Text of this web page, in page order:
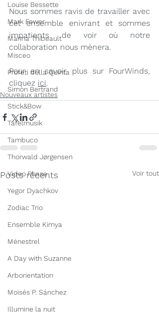
Louise Bessette
Mark Fewer
Marina Thibeault
Misceo
Profeti della Quinta
Simon Bertrand
Stick&Bow
Tafelmusik
Tambuco
Thorwald Jørgensen
Video Phase
Yegor Dyachkov
Zodiac Trio
Ensemble Kimya
Ménestrel
A Day with Suzanne
Arborientation
Moisés P. Sánchez
Illumine la nuit
Nous sommes ravis de travailler avec
cet ensemble enivrant et sommes
impatients de voir où notre
collaboration nous mènera.
Pour en savoir plus sur FourWinds,
cliquez ici.
Nouveaux artistes
Posts récents Voir tout